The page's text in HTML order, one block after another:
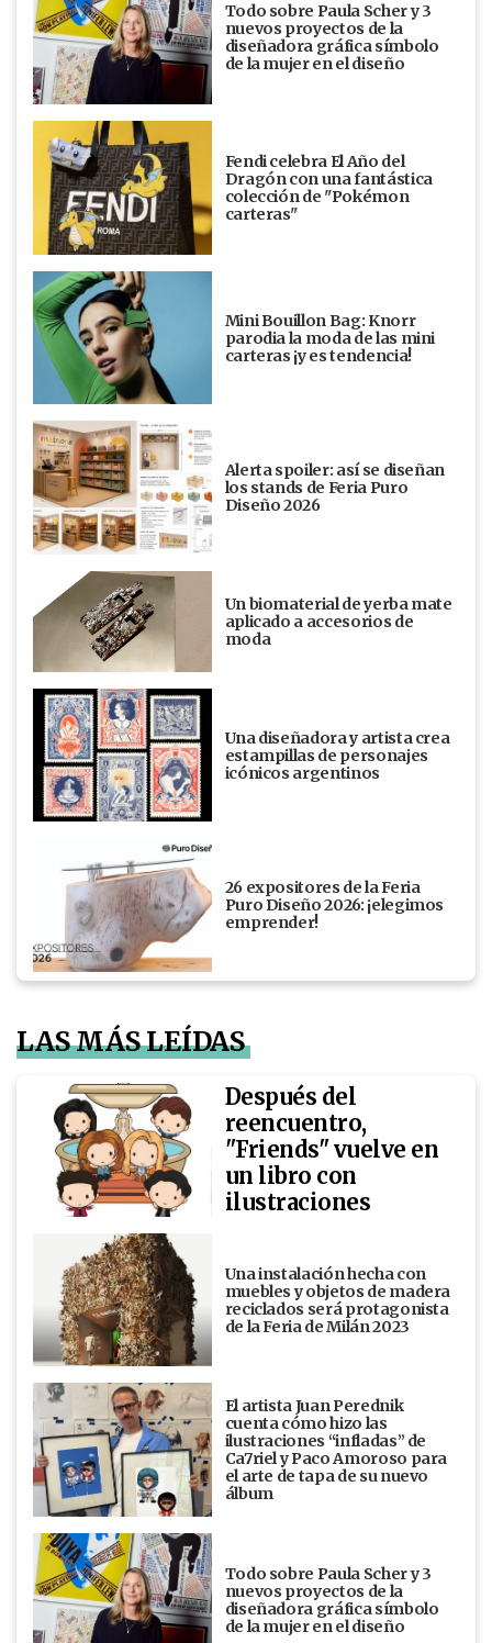
Todo sobre Paula Scher y 3
nuevos proyectos de la
diseñadora gráfica símbolo
de la mujer en el diseño
Fendi celebra El Año del
Dragón con una fantástica
colección de "Pokémon
carteras"
Mini Bouillon Bag: Knorr
parodia la moda de las mini
carteras ¡y es tendencia!
Alerta spoiler: así se diseñan
los stands de Feria Puro
Diseño 2026
Un biomaterial de yerba mate
aplicado a accesorios de
moda
Una diseñadora y artista crea
estampillas de personajes
icónicos argentinos
26 expositores de la Feria
Puro Diseño 2026: ¡elegimos
emprender!
LAS MÁS LEÍDAS
Después del
reencuentro,
"Friends" vuelve en
un libro con
ilustraciones
Una instalación hecha con
muebles y objetos de madera
reciclados será protagonista
de la Feria de Milán 2023
El artista Juan Perednik
cuenta cómo hizo las
ilustraciones “infladas” de
Ca7riel y Paco Amoroso para
el arte de tapa de su nuevo
álbum
Todo sobre Paula Scher y 3
nuevos proyectos de la
diseñadora gráfica símbolo
de la mujer en el diseño